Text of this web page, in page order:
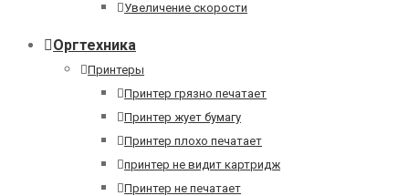
Увеличение скорости
Оргтехника
Принтеры
Принтер грязно печатает
Принтер жует бумагу
Принтер плохо печатает
принтер не видит картридж
Принтер не печатает